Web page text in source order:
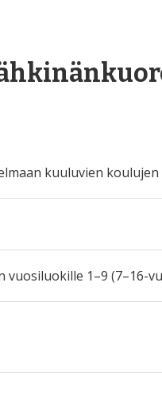
kuuluvien
vuosiluokille 1–9 (7–16-